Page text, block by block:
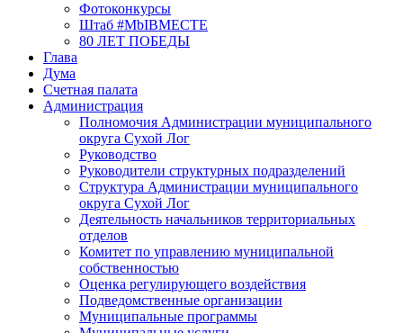
Фотоконкурсы
Штаб #MbIBMECTE
80 ЛЕТ ПОБЕДЫ
Глава
Дума
Счетная палата
Администрация
Полномочия Администрации муниципального
округа Сухой Лог
Руководство
Руководители структурных подразделений
Структура Администрации муниципального
округа Сухой Лог
Деятельность начальников территориальных
отделов
Комитет по управлению муниципальной
собственностью
Оценка регулирующего воздействия
Подведомственные организации
Муниципальные программы